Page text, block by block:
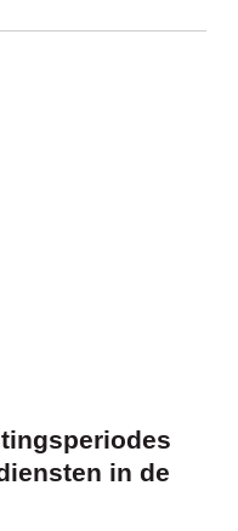
in de